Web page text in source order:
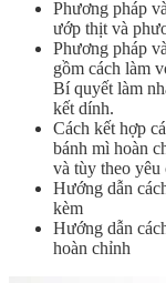
Phương pháp
ướp thịt và
Phương pháp
gồm cách làm
Bí quyết làm
kết dính.
Cách kết hợp
bánh mì hoàn
và tùy theo
Hướng dẫn
kèm
Hướng dẫn
hoàn chỉnh